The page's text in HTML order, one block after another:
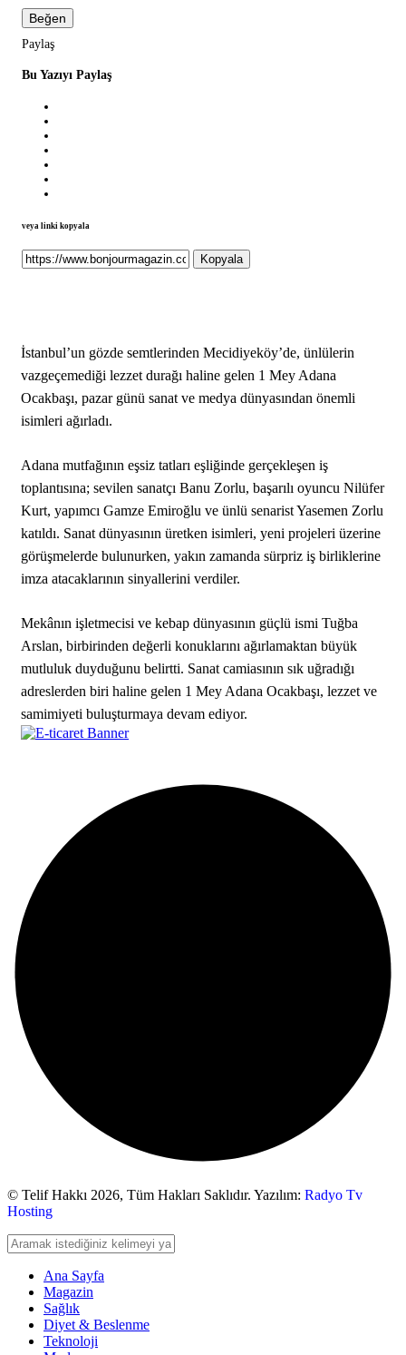
Beğen
Paylaş
Bu Yazıyı Paylaş
veya linki kopyala
Kopyala
İstanbul’un gözde semtlerinden Mecidiyeköy’de, ünlülerin
vazgeçemediği lezzet durağı haline gelen 1 Mey Adana
Ocakbaşı, pazar günü sanat ve medya dünyasından önemli
isimleri ağırladı.
Adana mutfağının eşsiz tatları eşliğinde gerçekleşen iş
toplantısına; sevilen sanatçı Banu Zorlu, başarılı oyuncu Nilüfer
Kurt, yapımcı Gamze Emiroğlu ve ünlü senarist Yasemen Zorlu
katıldı. Sanat dünyasının üretken isimleri, yeni projeleri üzerine
görüşmelerde bulunurken, yakın zamanda sürpriz iş birliklerine
imza atacaklarının sinyallerini verdiler.
Mekânın işletmecisi ve kebap dünyasının güçlü ismi Tuğba
Arslan, birbirinden değerli konuklarını ağırlamaktan büyük
mutluluk duyduğunu belirtti. Sanat camiasının sık uğradığı
adreslerden biri haline gelen 1 Mey Adana Ocakbaşı, lezzet ve
samimiyeti buluşturmaya devam ediyor.
© Telif Hakkı 2026, Tüm Hakları Saklıdır. Yazılım: Radyo Tv
Hosting
Ana Sayfa
Magazin
Sağlık
Diyet & Beslenme
Teknoloji